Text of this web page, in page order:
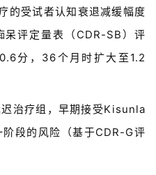
的受试者认知衰退减缓幅度
评定量表（CDR-SB）评
分，36个月时扩大至1.2
治疗组，早期接受Kisunla
段的风险（基于CDR-G评